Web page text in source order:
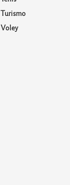
Turismo
Voley